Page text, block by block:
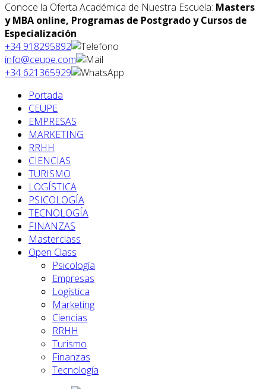
Conoce la Oferta Académica de Nuestra Escuela: Masters
y MBA online, Programas de Postgrado y Cursos de
Especialización
+34 918295892
info@ceupe.com
+34 621365929
Portada
CEUPE
EMPRESAS
MARKETING
RRHH
CIENCIAS
TURISMO
LOGÍSTICA
PSICOLOGÍA
TECNOLOGÍA
FINANZAS
Masterclass
Open Class
Psicología
Empresas
Logística
Marketing
Ciencias
RRHH
Turismo
Finanzas
Tecnología